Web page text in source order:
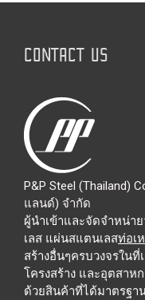
CONTACT US
P&P Steel (Thailand)
แลนด์) จำกัด
ผู้นำเข้าและจัดจำหน่
เลส แผ่นสแตนเลสท่อเ
สร้างอื่นๆครบวงจรใน
โครงสร้าง และอุตสาห
ด้วยสินค้าที่ได้มาตรฐา